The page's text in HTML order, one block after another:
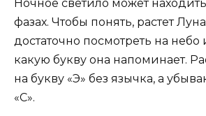
Ночное светило может
фазах. Чтобы понять, растет
достаточно посмотреть на небо
какую букву она напоминает.
на букву «Э» без язычка, а
«С».